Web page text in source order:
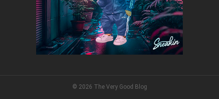
© 2026 The Very Good Blog